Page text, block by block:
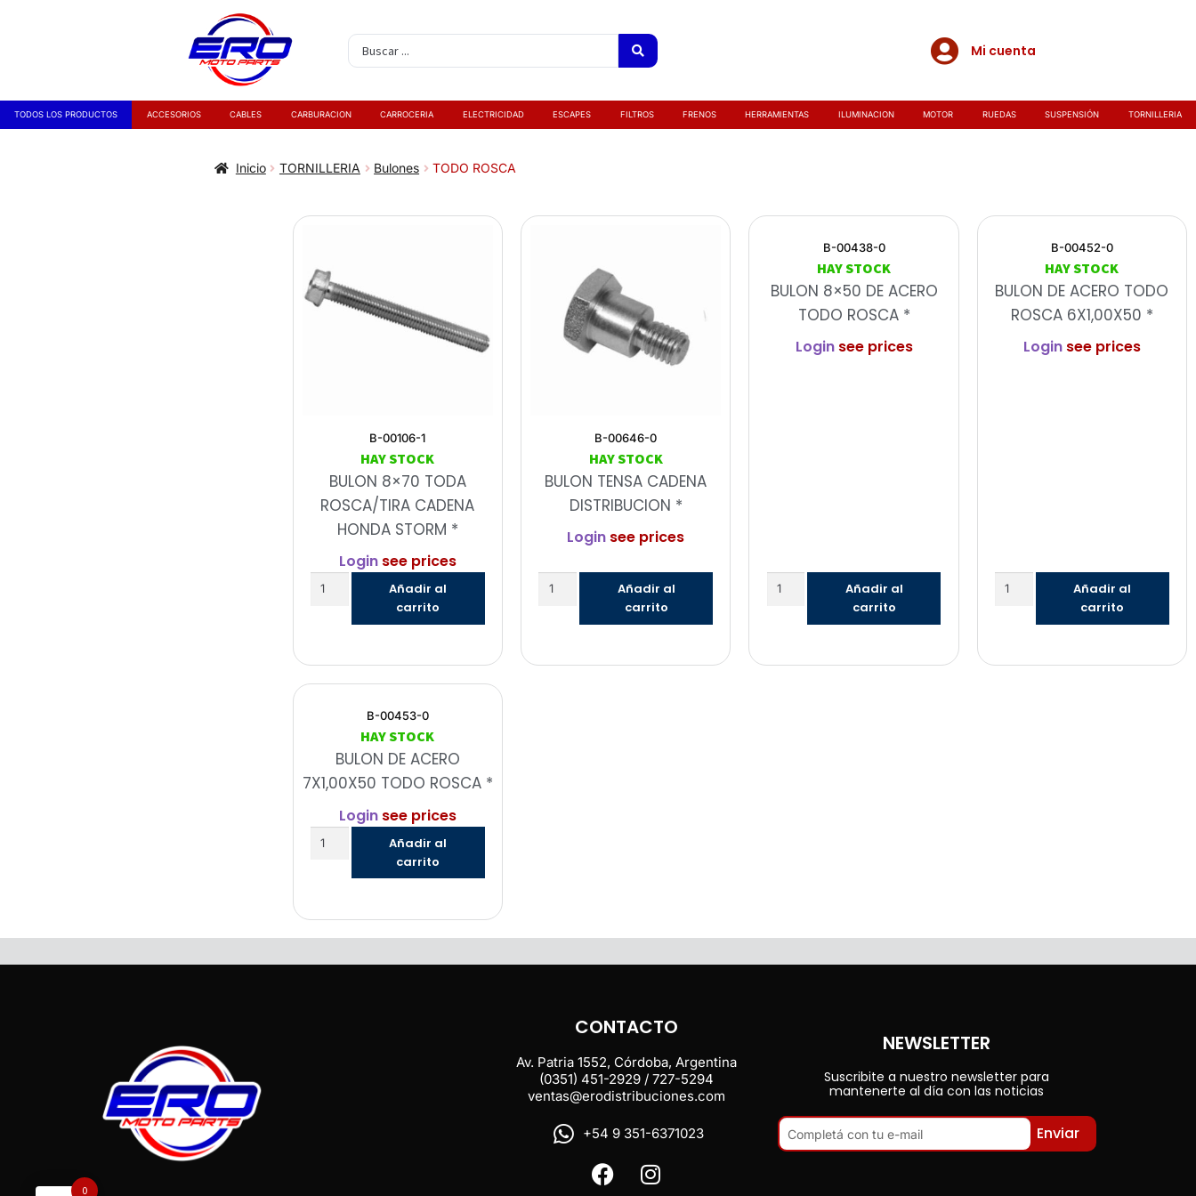
Mi cuenta
TODOS LOS PRODUCTOS ACCESORIOS CABLES CARBURACION CARROCERIA ELECTRICIDAD ESCAPES FILTROS FRENOS HERRAMIENTAS ILUMINACION MOTOR RUEDAS SUSPENSIÓN TORNILLERIA
Inicio TORNILLERIA Bulones TODO ROSCA
B-00106-1
HAY STOCK
BULON 8×70 TODA
ROSCA/TIRA CADENA
HONDA STORM *
Loginsee prices
Añadir al
carrito
B-00646-0
HAY STOCK
BULON TENSA CADENA
DISTRIBUCION *
Login see prices
Añadir al
carrito
B-00438-0
HAY STOCK
BULON 8×50 DE ACERO
TODO ROSCA *
Loginsee prices
Añadir al
carrito
B-00452-0
HAY STOCK
BULON DE ACERO TODO
ROSCA 6X1,00X50 *
Loginsee prices
Añadir al
carrito
B-00453-0
HAY STOCK
BULON DE ACERO
7X1,00X50 TODO ROSCA *
Loginsee prices
Añadir al
carrito
CONTACTO
Av. Patria 1552, Córdoba, Argentina
(0351) 451-2929 / 727-5294
ventas@erodistribuciones.com
+54 9 351-6371023
NEWSLETTER
Suscribite a nuestro newsletter para
mantenerte al día con las noticias
Enviar
0